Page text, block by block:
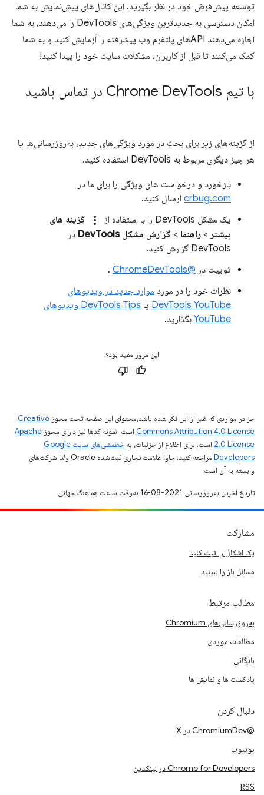
توسعه پیش‌فرض خود در نظر بگیرید. این کانال‌های پیش‌نمایش به شما
امکان دسترسی به جدیدترین ویژگی‌های DevTools را می‌دهند، به شما
اجازه می‌دهند APIهای پلتفرم وب پیشرفته را آزمایش کنید و به شما
کمک می‌کنند تا قبل از کاربران، مشکلات سایت خود را پیدا کنید!
با تیم Chrome Dev Tools در تماس باشید
از گزینه‌های زیر برای بحث در مورد ویژگی‌های جدید، به‌روزرسانی‌ها یا
هر چیز دیگری مربوط به DevTools استفاده کنید.
بازخورد و درخواست های ویژگی را برای ما در
crbug.com ارسال کنید.
یک مشکل DevTools را با استفاده از
more_vert
گزینه های
بیشتر > راهنما > گزارش مشکل DevTools
در
DevTools گزارش کنید.
توییت در @ChromeDevTools
.
نظرات خود را در مورد موارد جدید در ویدیوهای
DevTools YouTube یا
DevTools Tips ویدیوهای
YouTube بگذارید.
این مرور مفید بود؟
جز در مواردی که غیر از این ذکر شده باشد،‌محتوای این صفحه تحت مجوز Creative
Commons Attribution 4.0 License است. نمونه کدها نیز دارای مجوز Apache
2.0 License است. برای اطلاع از جزئیات، به
خطمشی‌های سایت Google
Developers‏
مراجعه کنید. جاوا علامت تجاری ثبت‌شده Oracle و/یا شرکت‌های
وابسته به آن است.
تاریخ آخرین به‌روزرسانی 2021-08-16 به‌وقت ساعت هماهنگ جهانی.
مشارکت
یک اشکال را ثبت کنید
مسائل باز را ببینید
مطالب مرتبط
به‌روزرسانی‌های Chromium
مطالعات موردی
بایگانی
پادکست ها و نمایش ها
دنبال کردن
@ChromiumDev در X
یوتیوب
Chrome for Developers در لینکدین
RSS